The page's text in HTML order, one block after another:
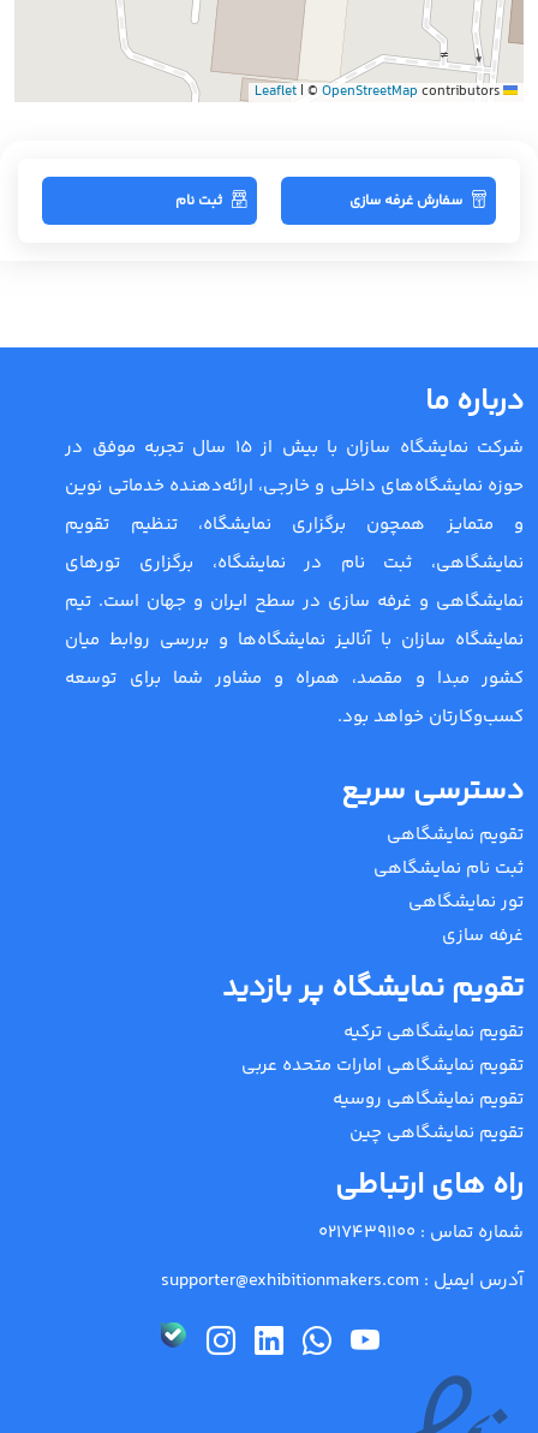
| © OpenStreetMap contributors
سفارش غرفه سازی ثبت نام
درباره ما
شرکت نمایشگاه سازان با بیش از 15 سال تجربه موفق در
حوزه نمایشگاه‌های داخلی و خارجی، ارائه‌دهنده خدماتی نوین
و متمایز همچون برگزاری نمایشگاه، تنظیم تقویم
نمایشگاهی، ثبت نام در نمایشگاه، برگزاری تورهای
نمایشگاهی و غرفه سازی در سطح ایران و جهان است. تیم
نمایشگاه سازان با آنالیز نمایشگاه‌ها و بررسی روابط میان
کشور مبدا و مقصد، همراه و مشاور شما برای توسعه
کسب‌وکارتان خواهد بود.
دسترسی سریع
تقویم نمایشگاهی
ثبت نام نمایشگاهی
تور نمایشگاهی
غرفه سازی
تقویم نمایشگاه پر بازدید
تقویم نمایشگاهی ترکیه
تقویم نمایشگاهی امارات متحده عربی
تقویم نمایشگاهی روسیه
تقویم نمایشگاهی چین
راه های ارتباطی
شماره تماس : 02174391100
آدرس ایمیل : supporter@exhibitionmakers.com